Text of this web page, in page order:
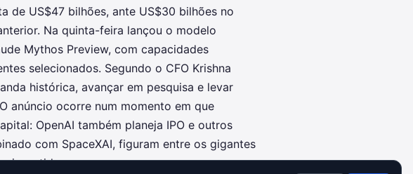
de US$47 bilhões, ante US$30 bilhões no
Na quinta-feira lançou o modelo
Mythos Preview, com capacidades
selecionados. Segundo o CFO Krishna
histórica, avançar em pesquisa e levar
anúncio ocorre num momento em que
OpenAI também planeja IPO e outros
com SpaceXAI, figuram entre os gigantes
investidores.